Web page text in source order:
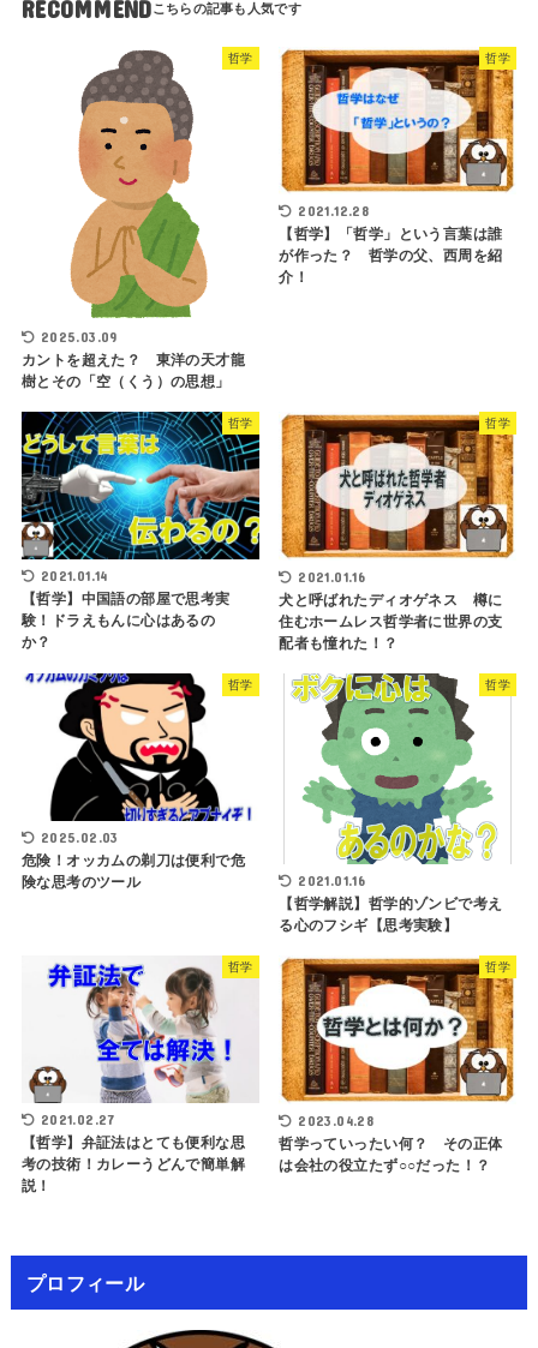
RECOMMEND
哲学
2025.03.09
カントを超えた？ 東洋の天才龍
樹とその「空（くう）の思想」
哲学
2021.12.28
【哲学】「哲学」という言葉は誰
が作った？ 哲学の父、西周を紹
介！
哲学
2021.01.14
【哲学】中国語の部屋で思考実
験！ドラえもんに心はあるの
か？
哲学
2021.01.16
犬と呼ばれたディオゲネス 樽に
住むホームレス哲学者に世界の支
配者も憧れた！？
哲学
2025.02.03
危険！オッカムの剃刀は便利で危
険な思考のツール
哲学
2021.01.16
【哲学解説】哲学的ゾンビで考え
る心のフシギ【思考実験】
哲学
2021.02.27
【哲学】弁証法はとても便利な思
考の技術！カレーうどんで簡単解
説！
哲学
2023.04.28
哲学っていったい何？ その正体
は会社の役立たず○○だった！？
プロフィール